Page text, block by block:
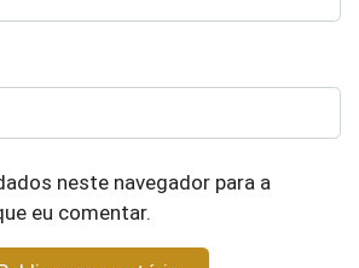
neste navegador para a
eu comentar.